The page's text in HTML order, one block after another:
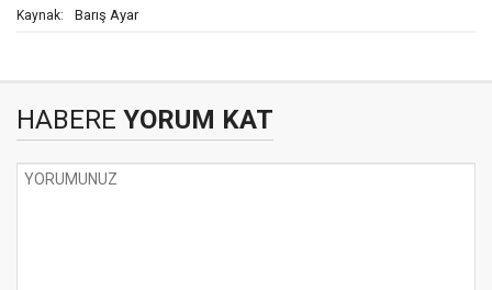
Kaynak: Barış Ayar
HABERE YORUM KAT